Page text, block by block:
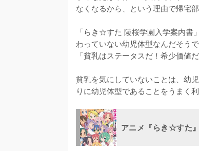
なくなるから、という理由で帰宅
「らき☆すた 陵桜学園入学案内書
わっていない幼児体型なんだそう
「貧乳はステータスだ！希少価値
貧乳を気にしていないことは、幼
りに幼児体型であることをうまく利
アニメ『らき☆すた